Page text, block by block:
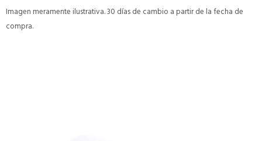
Imagen meramente ilustrativa. 30 días de cambio a partir de la fecha de
compra.